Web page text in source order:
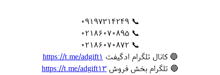
📞 09197314249
📞 02186070895
📞 02186070872
🔵 کانال تلگرام ادگیفت https://t.me/adgift1
🔵 تلگرام بخش فروش https://t.me/adgift13